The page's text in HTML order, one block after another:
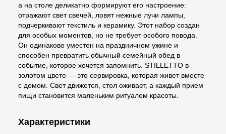
а на столе деликатно формируют его настроение:
отражают свет свечей, ловят нежные лучи лампы,
подчеркивают текстиль и керамику. Этот набор создан
для особых моментов, но не требует особого повода.
Он одинаково уместен на праздничном ужине и
способен превратить обычный семейный обед в
событие, которое хочется запомнить. STILLETTO в
золотом цвете — это сервировка, которая живет вместе
с домом. Свет движется, стол оживает, а каждый прием
пищи становится маленьким ритуалом красоты.
Характеристики